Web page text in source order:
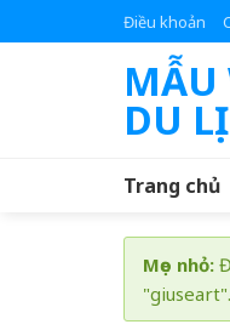
to
Điều khoản
MẪU
DU
Trang chủ
Mẹo nhỏ: